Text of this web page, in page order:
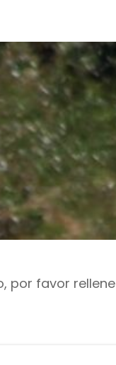
por favor rellene